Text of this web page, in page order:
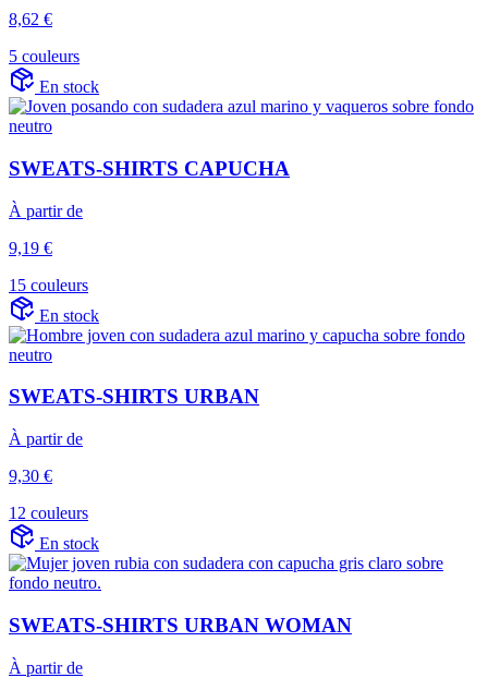
8,62 €
5 couleurs
En stock
SWEATS-SHIRTS CAPUCHA
À partir de
9,19 €
15 couleurs
En stock
SWEATS-SHIRTS URBAN
À partir de
9,30 €
12 couleurs
En stock
SWEATS-SHIRTS URBAN WOMAN
À partir de